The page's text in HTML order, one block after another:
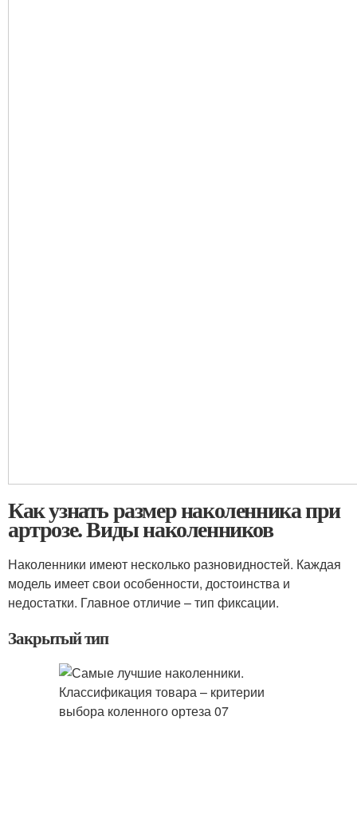
Как узнать размер наколенника при
артрозе. Виды наколенников
Наколенники имеют несколько разновидностей. Каждая
модель имеет свои особенности, достоинства и
недостатки. Главное отличие – тип фиксации.
Закрытый тип